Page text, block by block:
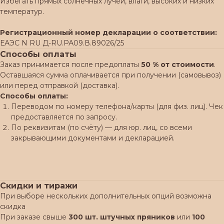
температур.
Регистрационный номер декларации о соответствии:
ЕАЭС N RU Д-RU.РА09.В.89026/25
Способы оплаты
Заказ принимается после предоплаты 50 % от стоимости.
Оставшаяся сумма оплачивается при получении (самовывоз)
или перед отправкой (доставка).
Способы оплаты:
Переводом по номеру телефона/карты (для физ. лиц). Чек
предоставляется по запросу.
По реквизитам (по счёту) — для юр. лиц, со всеми
закрывающими документами и декларацией.
Скидки и тиражи
При выборе нескольких дополнительных опций возможна
скидка
При заказе свыше 300 шт. штучных пряников или 100